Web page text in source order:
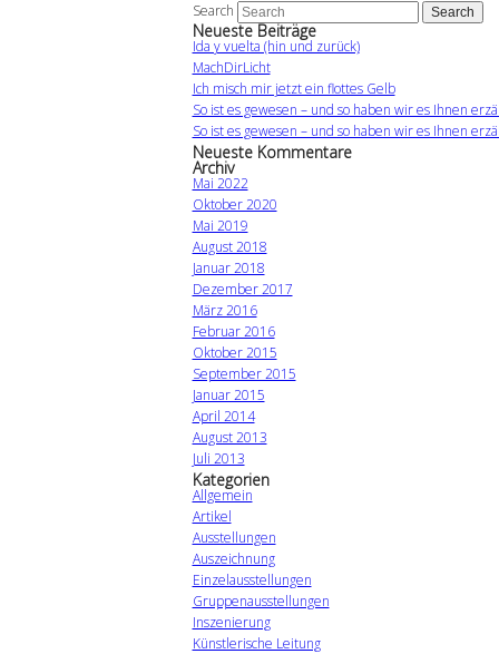
Search
Neueste Beiträge
Ida y vuelta (hin und zurück)
MachDirLicht
Ich misch mir jetzt ein flottes Gelb
So ist es gewesen – und so haben wir es Ihnen
So ist es gewesen – und so haben wir es Ihnen
Neueste Kommentare
Archiv
Mai 2022
Oktober 2020
Mai 2019
August 2018
Januar 2018
Dezember 2017
März 2016
Februar 2016
Oktober 2015
September 2015
Januar 2015
April 2014
August 2013
Juli 2013
Kategorien
Allgemein
Artikel
Ausstellungen
Auszeichnung
Einzelausstellungen
Gruppenausstellungen
Inszenierung
Künstlerische Leitung